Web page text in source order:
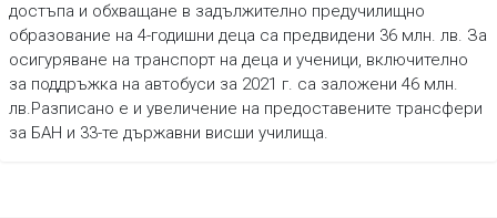
достъпа и обхващане в задължително предучилищно
образование на 4-годишни деца са предвидени 36 млн. лв. За
осигуряване на транспорт на деца и ученици, включително
за поддръжка на автобуси за 2021 г. са заложени 46 млн.
лв.Разписано е и увеличение на предоставените трансфери
за БАН и 33-те държавни висши училища.